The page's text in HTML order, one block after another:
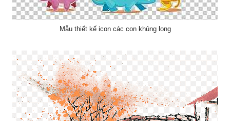
Mẫu thiết kế icon các con khủng long